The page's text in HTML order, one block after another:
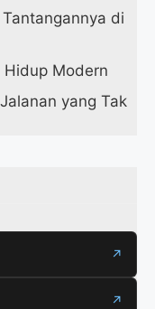
di
Modern
yang Tak
↗
↗